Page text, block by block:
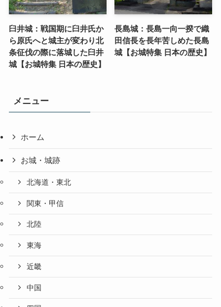
臼井城：戦国期に臼井氏か
ら原氏へと城主が変わり北
条征伐の際に落城した臼井
城【お城特集 日本の歴史】
長島城：長島一向一揆で織
田信長を長年苦しめた長島
城【お城特集 日本の歴史】
メニュー
ホーム
お城・城跡
北海道・東北
関東・甲信
北陸
東海
近畿
中国